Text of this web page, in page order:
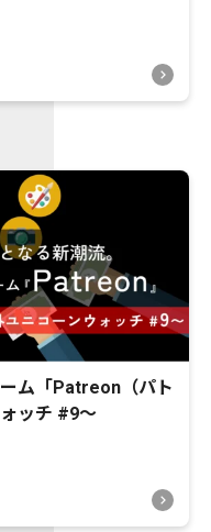
ム「Patreon（パト
ッチ #9〜